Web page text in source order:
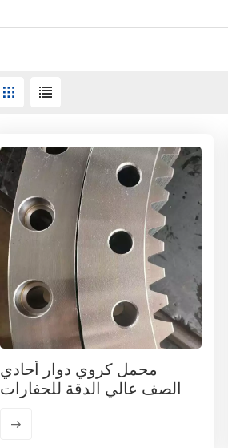
محمل كروي دوار أحادي
الصف عالي الدقة للحفارات